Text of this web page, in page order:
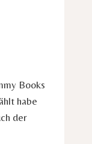
Books
habe
der